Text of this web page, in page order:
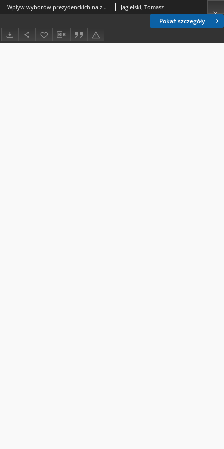
Pokaż szczegóły
Wpływ wyborów prezydenckich na zmiany układu sił w systemie partyjnym w Polsce Jagielski, Tomasz